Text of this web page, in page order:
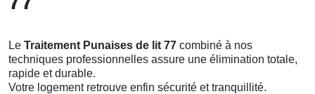
Le Traitement Punaises de lit 77 combiné à nos
techniques professionnelles assure une élimination totale,
rapide et durable.
Votre logement retrouve enfin sécurité et tranquillité.